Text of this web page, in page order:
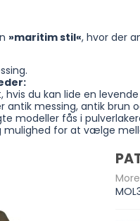
»maritim stil«, hvor der
hvis du kan lide en
antik messing, antik brun
modeller fås i
mulighed for at vælge